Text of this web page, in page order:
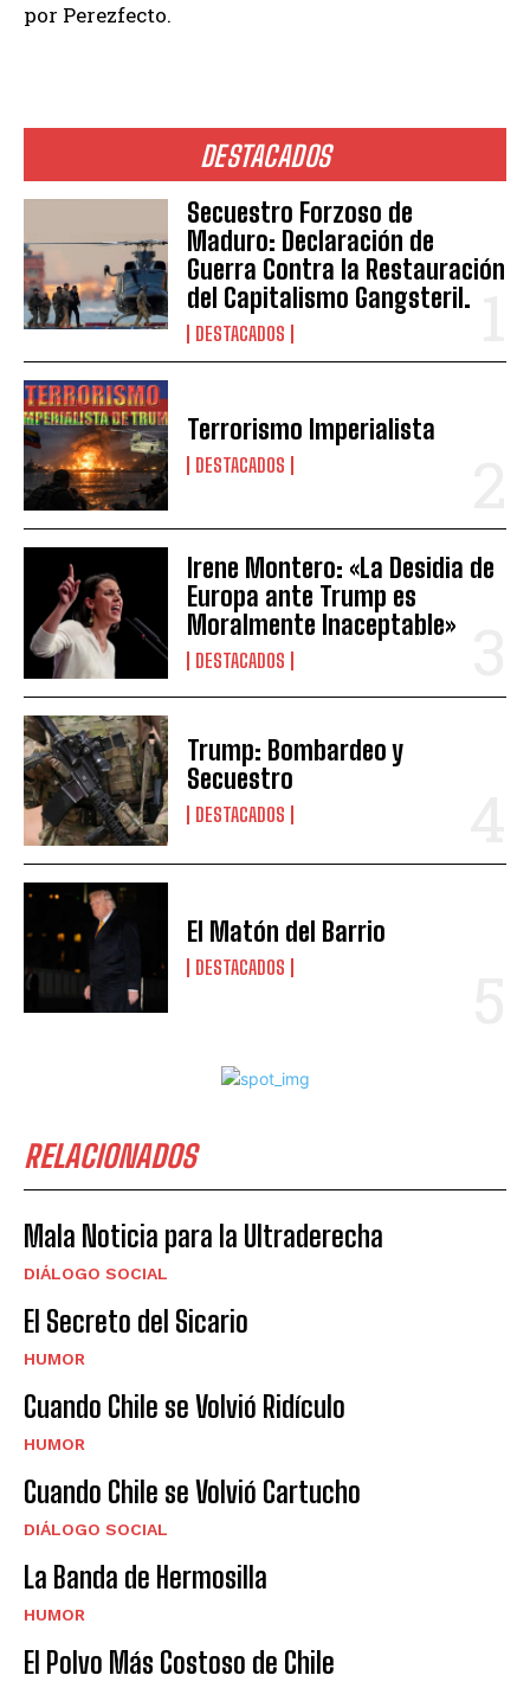
DESTACADOS
Secuestro Forzoso de
Maduro: Declaración de
Guerra Contra la Restauración
del Capitalismo Gangsteril.
DESTACADOS
Terrorismo Imperialista
DESTACADOS
Irene Montero: «La Desidia de
Europa ante Trump es
Moralmente Inaceptable»
DESTACADOS
Trump: Bombardeo y
Secuestro
DESTACADOS
El Matón del Barrio
DESTACADOS
RELACIONADOS
Mala Noticia para la Ultraderecha
DIÁLOGO SOCIAL
El Secreto del Sicario
HUMOR
Cuando Chile se Volvió Ridículo
HUMOR
Cuando Chile se Volvió Cartucho
DIÁLOGO SOCIAL
La Banda de Hermosilla
HUMOR
El Polvo Más Costoso de Chile
por Perezfecto.